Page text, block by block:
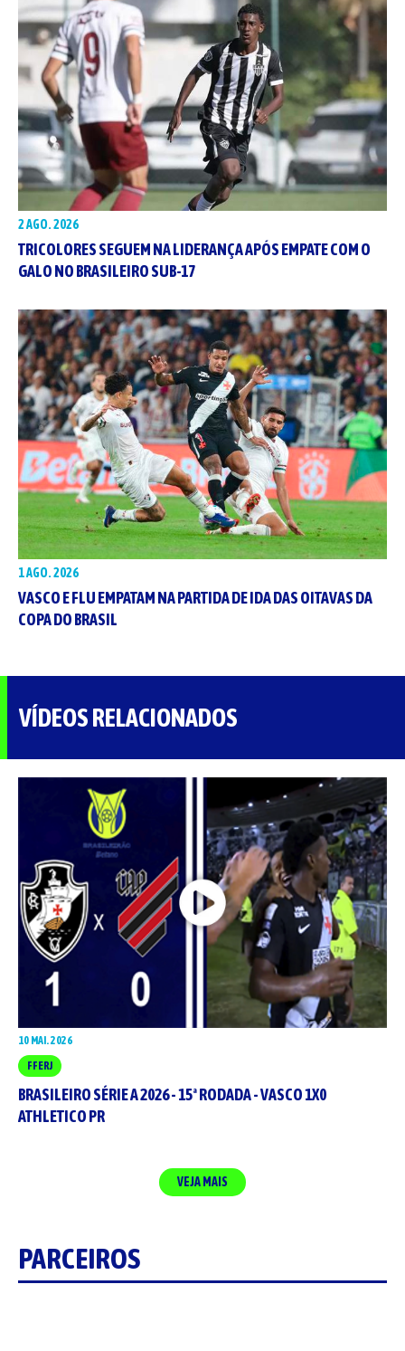
2 AGO. 2026
TRICOLORES SEGUEM NA LIDERANÇA APÓS EMPATE COM O
GALO NO BRASILEIRO SUB-17
1 AGO. 2026
VASCO E FLU EMPATAM NA PARTIDA DE IDA DAS OITAVAS DA
COPA DO BRASIL
VÍDEOS RELACIONADOS
10 MAI. 2026
FFERJ
BRASILEIRO SÉRIE A 2026 - 15ª RODADA - VASCO 1X0
ATHLETICO PR
VEJA MAIS
PARCEIROS